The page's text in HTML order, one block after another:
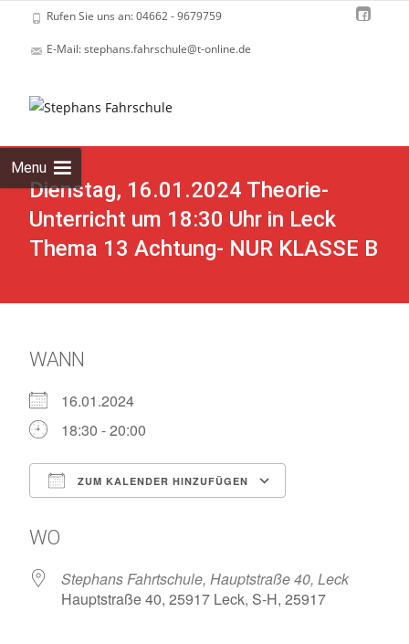
Rufen Sie uns an: 04662 - 9679759
E-Mail: stephans.fahrschule@t-online.de
Menu
Dienstag, 16.01.2024 Theorie-
Unterricht um 18:30 Uhr in Leck
Thema 13 Achtung- NUR KLASSE B
WANN
16.01.2024
18:30 - 20:00
ZUM KALENDER HINZUFÜGEN
WO
Stephans Fahrtschule, Hauptstraße 40, Leck
Hauptstraße 40, 25917 Leck, S-H, 25917